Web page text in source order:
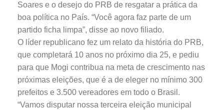
Soares e o desejo do PRB de resgatar a prática da
boa política no País. “Você agora faz parte de um
partido ficha limpa”, disse ao novo filiado.
O líder republicano fez um relato da história do PRB,
que completará 10 anos no próximo dia 25, e pediu
para que Mogi contribua na meta de crescimento nas
próximas eleições, que é a de eleger no mínimo 300
prefeitos e 3.500 vereadores em todo o Brasil.
“Vamos disputar nossa terceira eleição municipal